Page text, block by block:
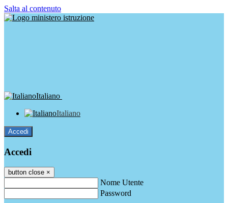
Salta al contenuto
Italiano
Italiano
Accedi
Accedi
button close ×
Nome Utente
Password